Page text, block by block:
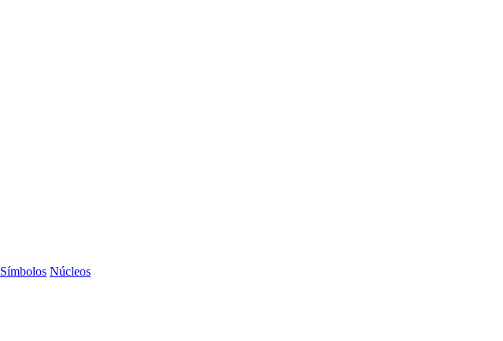
Símbolos Núcleos